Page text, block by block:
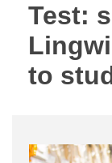
Test:
to